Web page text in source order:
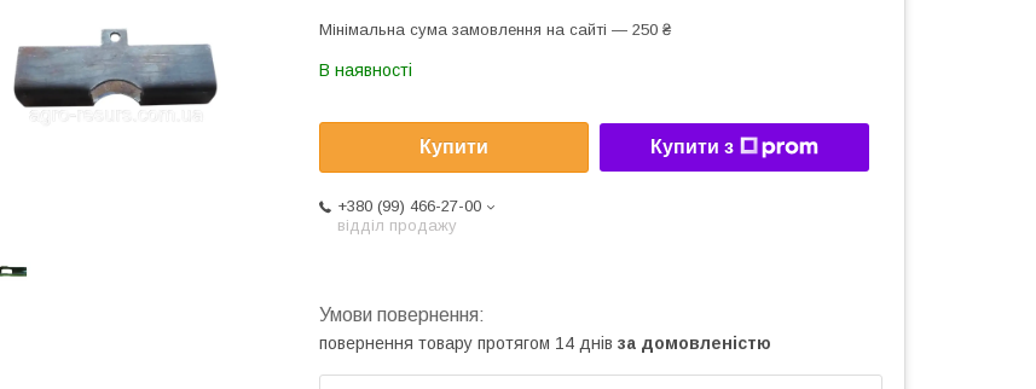
Мінімальна сума замовлення на сайті — 250 ₴
В наявності
Купити Купити з
+380 (99) 466-27-00
відділ продажу
повернення товару протягом 14 днів за домовленістю